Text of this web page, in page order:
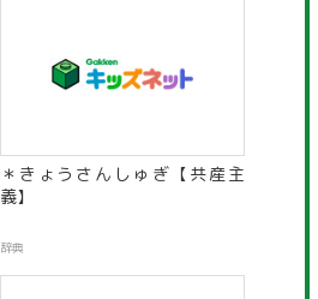
＊きょうさんしゅぎ【共産主
義】
辞典